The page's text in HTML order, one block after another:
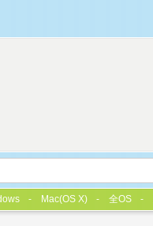
Mac(OS X) 全OS